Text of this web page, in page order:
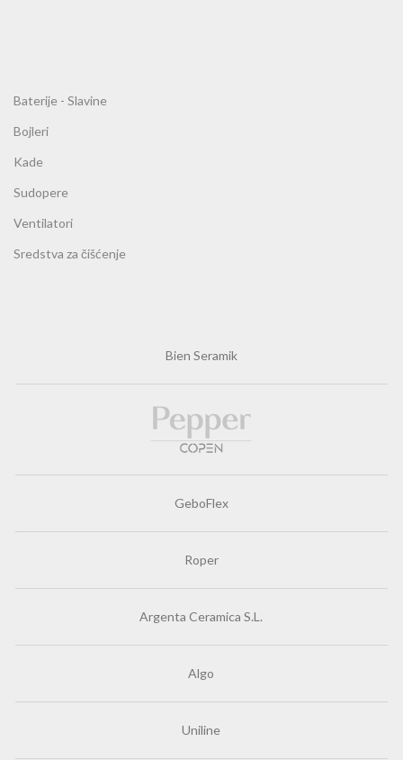
Baterije - Slavine
Bojleri
Kade
Sudopere
Ventilatori
Sredstva za čišćenje
Bien Seramik
GeboFlex
Roper
Argenta Ceramica S.L.
Algo
Uniline